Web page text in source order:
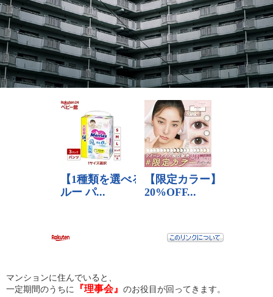
マンションに住んでいると、
一定期間のうちに
『理事会』 のお役目が回ってきます。